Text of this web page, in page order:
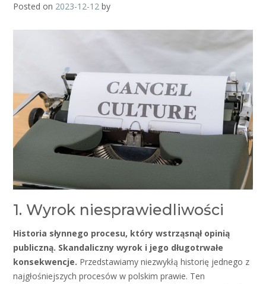
Posted on 2023-12-12 by
1. Wyrok niesprawiedliwości
Historia słynnego procesu, który wstrząsnął opinią
publiczną. Skandaliczny wyrok i jego długotrwałe
konsekwencje. Przedstawiamy niezwykłą historię jednego z
najgłośniejszych procesów w polskim prawie. Ten